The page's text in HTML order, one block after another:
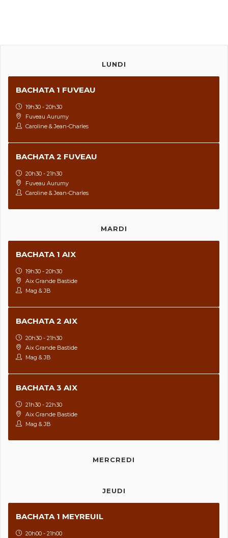
LUNDI
BACHATA 1 FUVEAU
19h30 - 20h30
Fuveau Aurumy
Caroline & Jean-Charles
BACHATA 2 FUVEAU
20h30 - 21h30
Fuveau Aurumy
Caroline & Jean-Charles
MARDI
BACHATA 1 AIX
19h30 - 20h30
Aix Grande Bastide
Mag & JB
BACHATA 2 AIX
20h30 - 21h30
Aix Grande Bastide
Mag & JB
BACHATA 3 AIX
21h30 - 22h30
Aix Grande Bastide
Mag & JB
MERCREDI
JEUDI
BACHATA 1 MEYREUIL
20h00 - 21h00